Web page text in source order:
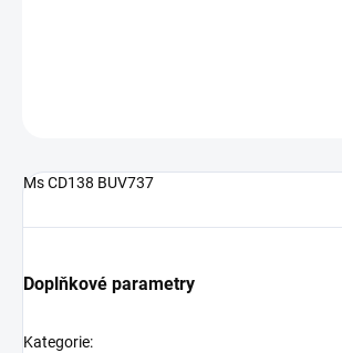
Ms CD138 BUV737
Doplňkové parametry
Kategorie: